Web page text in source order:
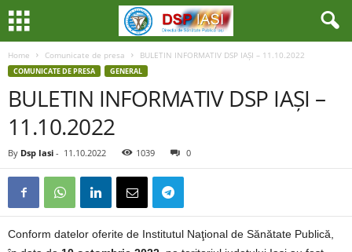
Home Comunicate de presa BULETIN INFORMATIV DSP IAȘI – 11.10.2022
COMUNICATE DE PRESA GENERAL
BULETIN INFORMATIV DSP IAȘI –
11.10.2022
By Dsp Iasi - 11.10.2022 1039 0
Conform datelor oferite de Institutul Naţional de Sănătate Publică,